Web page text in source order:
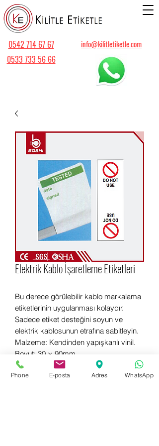
info@kilitletiketle.com
0542 714 67 67
0533 733 56 66
Elektrik Kablo İşaretleme Etiketleri
Bu derece görülebilir kablo markalama
etiketlerinin uygulanması kolaydır.
Sadece etiket desteğini soyun ve
elektrik kablosunun etrafına sabitleyin.
Malzeme: Kendinden yapışkanlı vinil.
Boyut: 30 × 90mm.
Phone E-posta Adres WhatsApp